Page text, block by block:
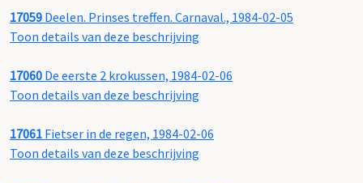
17059 Deelen. Prinses treffen. Carnaval., 1984-02-05
Toon details van deze beschrijving
17060 De eerste 2 krokussen, 1984-02-06
Toon details van deze beschrijving
17061 Fietser in de regen, 1984-02-06
Toon details van deze beschrijving